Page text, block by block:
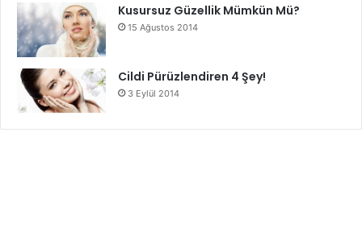
Kusursuz Güzellik Mümkün Mü?
15 Ağustos 2014
Cildi Pürüzlendiren 4 Şey!
3 Eylül 2014